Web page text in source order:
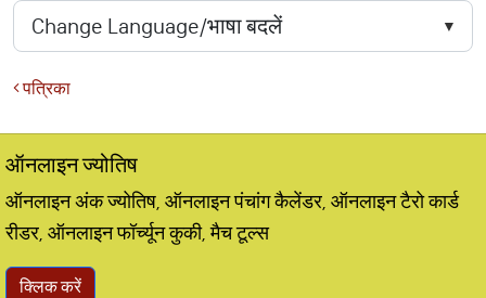
पत्रिका
ऑनलाइन ज्योतिष
ऑनलाइन अंक ज्योतिष, ऑनलाइन पंचांग कैलेंडर, ऑनलाइन टैरो कार्ड
रीडर, ऑनलाइन फॉर्च्यून कुकी, मैच टूल्स
क्लिक करें